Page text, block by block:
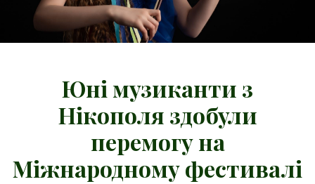
Юні музиканти з
Нікополя здобули
перемогу на
Міжнародному фестивалі